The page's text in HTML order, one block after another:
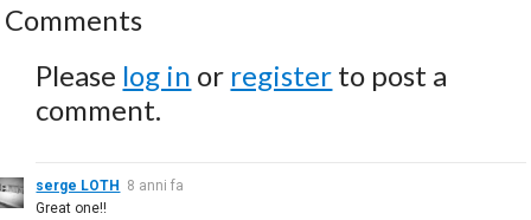
Comments
Please log in or register to post a
comment.
serge LOTH 8 anni fa
Great one!!